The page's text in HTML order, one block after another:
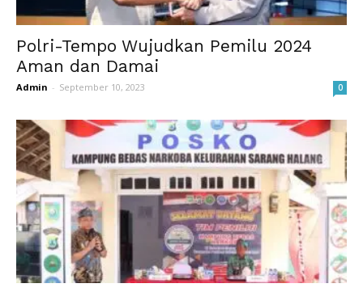
Polri-Tempo Wujudkan Pemilu 2024
Aman dan Damai
Admin - September 10, 2023 0